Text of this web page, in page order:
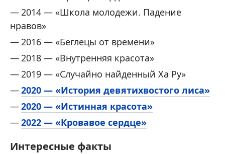
2014 — «Школа молодежи. Падение
нравов»
2016 — «Беглецы от времени»
2018 — «Внутренняя красота»
2019 — «Случайно найденный Ха Ру»
2020 — «История девятихвостого лиса»
2020 — «Истинная красота»
2022 — «Кровавое сердце»
Интересные факты